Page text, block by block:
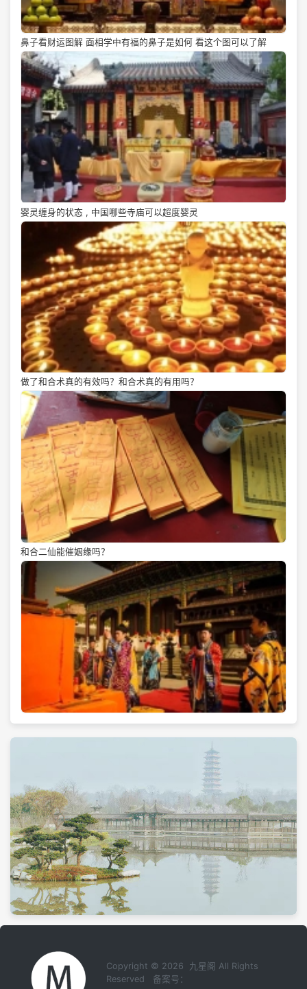
鼻子看财运图解 面相学中有福的鼻子是如何 看这个图可以了解
婴灵缠身的状态 , 中国哪些寺庙可以超度婴灵
做了和合术真的有效吗？和合术真的有用吗？
和合二仙能催姻缘吗？
Copyright © 2026 九星阁 All Rights
Reserved 备案号：